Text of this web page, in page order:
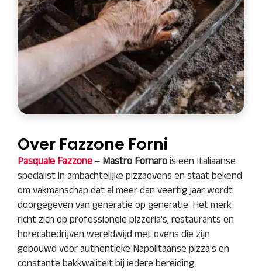
Over Fazzone Forni
Pasquale Fazzone – Mastro Fornaro is een Italiaanse
specialist in ambachtelijke pizzaovens en staat bekend
om vakmanschap dat al meer dan veertig jaar wordt
doorgegeven van generatie op generatie. Het merk
richt zich op professionele pizzeria's, restaurants en
horecabedrijven wereldwijd met ovens die zijn
gebouwd voor authentieke Napolitaanse pizza's en
constante bakkwaliteit bij iedere bereiding.